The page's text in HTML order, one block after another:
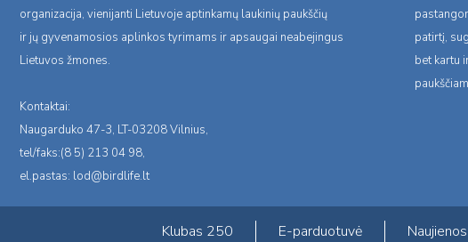
organizacija, vienijanti Lietuvoje aptinkamų laukinių paukščių
ir jų gyvenamosios aplinkos tyrimams ir apsaugai neabejingus
Lietuvos žmones.
Kontaktai:
Naugarduko 47-3, LT-03208 Vilnius,
tel/faks:(8 5) 213 04 98,
el.pastas: lod@birdlife.lt
patirtį,
bet kartu
Klubas 250 E-parduotuvė Naujienos